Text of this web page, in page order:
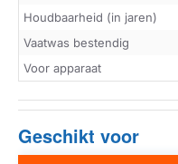
Houdbaarheid (in jaren)
Vaatwas bestendig
Voor apparaat
Geschikt voor